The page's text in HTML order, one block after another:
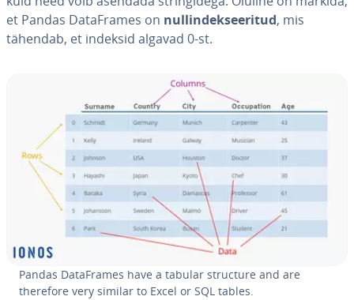
et Pandas Da­taF­ra­mes on nul­l­in­deksee­ri­tud, mis
tähendab, et indeksid algavad 0-st.
Pandas Da­taF­ra­mes have a tabular structure and are
therefore very similar to Excel or SQL tables.